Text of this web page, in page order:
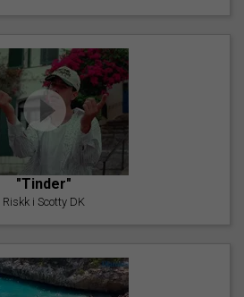
"Tinder"
Riskk i Scotty DK